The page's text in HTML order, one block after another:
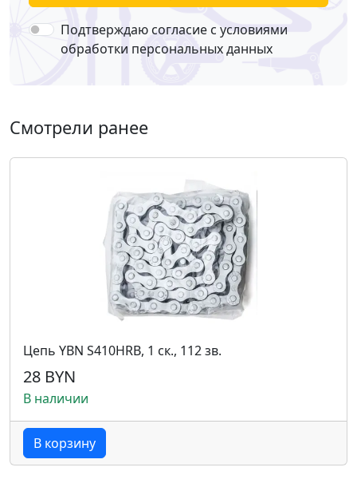
Подтверждаю согласие с условиями
обработки персональных данных
Смотрели ранее
Цепь YBN S410HRB, 1 ск., 112 зв.
28 BYN
В наличии
В корзину